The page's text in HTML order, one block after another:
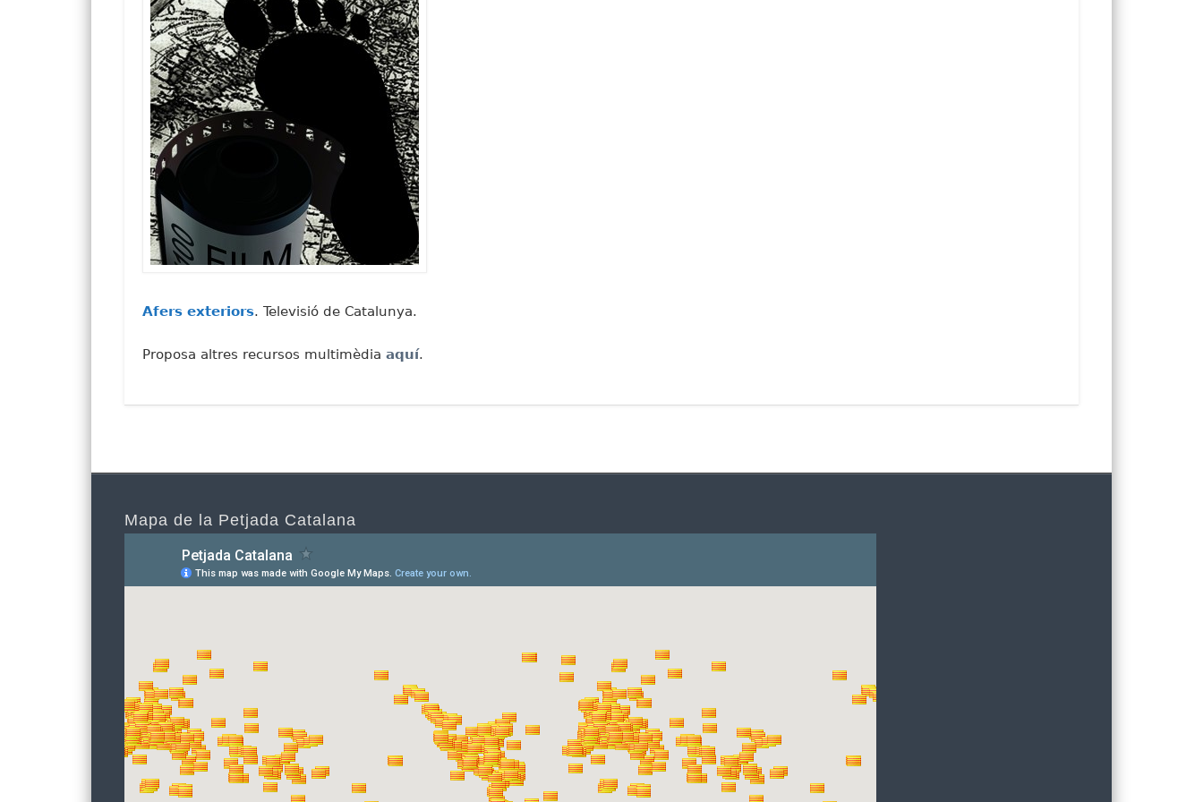
Afers exteriors. Televisió de Catalunya.
Proposa altres recursos multimèdia aquí.
Mapa de la Petjada Catalana